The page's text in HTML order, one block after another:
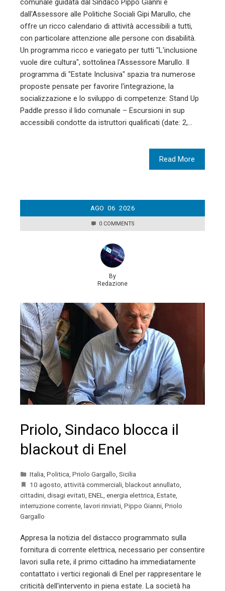
comunale guidata dal Sindaco Pippo Gianni e
dall'Assessore alle Politiche Sociali Gipi Marullo, che
offre un ricco calendario di attività accessibili a tutti,
con particolare attenzione alle persone con disabilità.
Un programma ricco e variegato per tutti "L'inclusione
vuole dire cultura", sottolinea l'Assessore Marullo. Il
programma di "Estate Inclusiva" spazia tra numerose
proposte pensate per favorire l'integrazione, la
socializzazione e lo sviluppo di competenze: Stand Up
Paddle presso il lido comunale – Escursioni in sup
accessibili condotte da istruttori qualificati (date: 2,…
Read More
AGO 06 2026
0 COMMENTS
By
Redazione
Priolo, Sindaco blocca il
blackout di Enel
Italia Politica Priolo Gargallo Sicilia
10 agosto attività commerciali blackout annullato
cittadini disagi evitati ENEL energia elettrica Estate
interruzione corrente lavori rinviati Pippo Gianni Priolo
Gargallo
Appresa la notizia del distacco programmato sulla
fornitura di corrente elettrica, necessario per consentire
lavori sulla rete, il primo cittadino ha immediatamente
contattato i vertici regionali di Enel per rappresentare le
criticità dell'intervento in piena estate. La società ha